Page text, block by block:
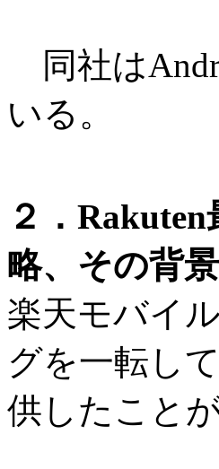
同社は
いる。
２．
略、その背
楽天モバイ
グを一転し
供したこと